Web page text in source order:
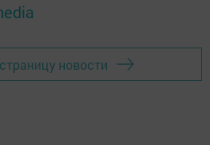
новости